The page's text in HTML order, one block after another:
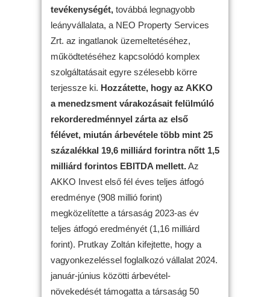
tevékenységét, továbbá legnagyobb
leányvállalata, a NEO Property Services
Zrt. az ingatlanok üzemeltetéséhez,
működtetéséhez kapcsolódó komplex
szolgáltatásait egyre szélesebb körre
terjessze ki. Hozzátette, hogy az AKKO
a menedzsment várakozásait felülmúló
rekorderedménnyel zárta az első
félévet, miután árbevétele több mint 25
százalékkal 19,6 milliárd forintra nőtt 1,5
milliárd forintos EBITDA mellett.Az
AKKO Invest első fél éves teljes átfogó
eredménye (908 millió forint)
megközelítette a társaság 2023-as év
teljes átfogó eredményét (1,16 milliárd
forint). Prutkay Zoltán kifejtette, hogy a
vagyonkezeléssel foglalkozó vállalat 2024.
január-június közötti árbevétel-
növekedését támogatta a társaság 50